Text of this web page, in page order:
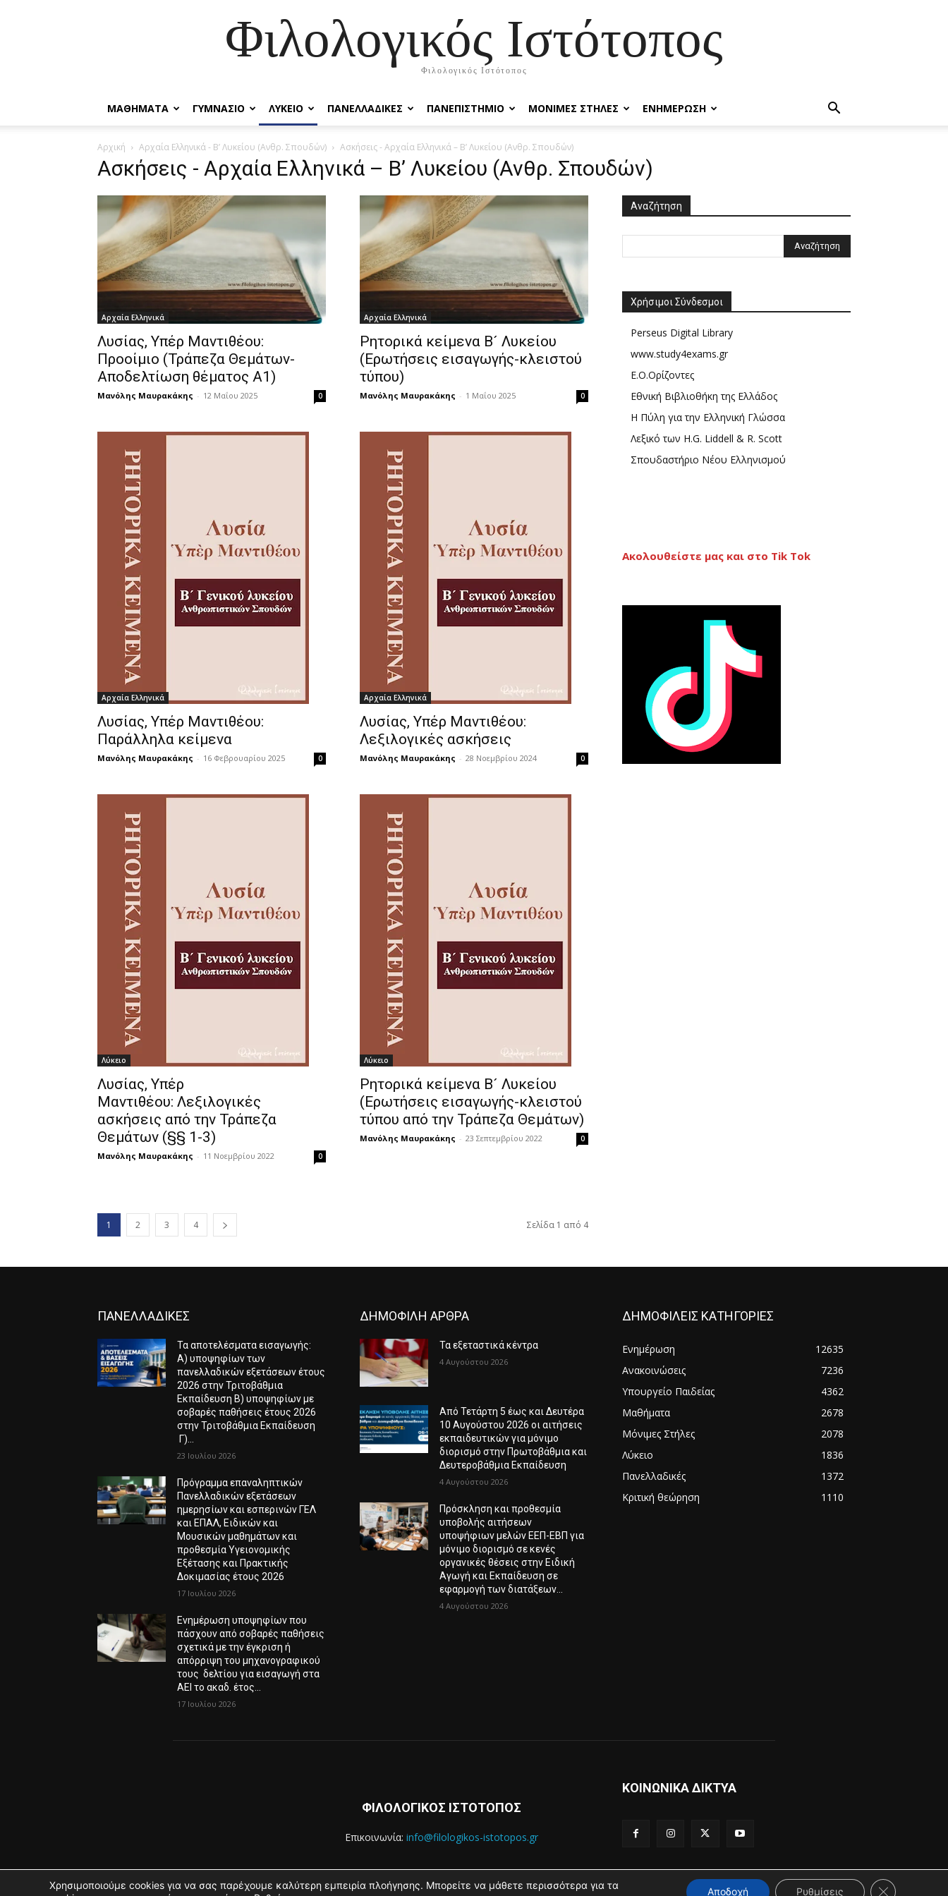
Φιλολογικός Ιστότοπος
Φιλολογικός Ιστότοπος
ΜΑΘΗΜΑΤΑ ΓΥΜΝΑΣΙΟ ΛΥΚΕΙΟ ΠΑΝΕΛΛΑΔΙΚΕΣ ΠΑΝΕΠΙΣΤΗΜΙΟ ΜΟΝΙΜΕΣ ΣΤΗΛΕΣ ΕΝΗΜΕΡΩΣΗ
Αρχική Αρχαία Ελληνικά - Β’ Λυκείου (Ανθρ. Σπουδών) Ασκήσεις - Αρχαία Ελληνικά – Β’ Λυκείου (Ανθρ. Σπουδών)
Ασκήσεις - Αρχαία Ελληνικά – Β’ Λυκείου (Ανθρ. Σπουδών)
Αρχαία Ελληνικά
Λυσίας, Υπέρ Μαντιθέου:
Προοίμιο (Τράπεζα Θεμάτων-
Αποδελτίωση θέματος Α1)
Μανόλης Μαυρακάκης - 12 Μαΐου 2025 0
Αρχαία Ελληνικά
Ρητορικά κείμενα Β´ Λυκείου
(Ερωτήσεις εισαγωγής-κλειστού
τύπου)
Μανόλης Μαυρακάκης - 1 Μαΐου 2025 0
Αρχαία Ελληνικά
Λυσίας, Υπέρ Μαντιθέου:
Παράλληλα κείμενα
Μανόλης Μαυρακάκης - 16 Φεβρουαρίου 2025 0
Αρχαία Ελληνικά
Λυσίας, Υπέρ Μαντιθέου:
Λεξιλογικές ασκήσεις
Μανόλης Μαυρακάκης - 28 Νοεμβρίου 2024 0
Λύκειο
Λυσίας, Υπέρ
Μαντιθέου: Λεξιλογικές
ασκήσεις από την Τράπεζα
Θεμάτων (§§ 1-3)
Μανόλης Μαυρακάκης - 11 Νοεμβρίου 2022 0
Λύκειο
Ρητορικά κείμενα Β´ Λυκείου
(Ερωτήσεις εισαγωγής-κλειστού
τύπου από την Τράπεζα Θεμάτων)
Μανόλης Μαυρακάκης - 23 Σεπτεμβρίου 2022 0
1 2 3 4 Σελίδα 1 από 4
Αναζήτηση
Χρήσιμοι Σύνδεσμοι
Perseus Digital Library
www.study4exams.gr
Ε.Ο.Ορίζοντες
Εθνική Βιβλιοθήκη της Ελλάδος
Η Πύλη για την Ελληνική Γλώσσα
Λεξικό των H.G. Liddell & R. Scott
Σπουδαστήριο Νέου Ελληνισμού
Ακολουθείστε μας και στο Tik Tok
ΠΑΝΕΛΛΑΔΙΚΕΣ
Τα αποτελέσματα εισαγωγής:
Α) υποψηφίων των
πανελλαδικών εξετάσεων έτους
2026 στην Τριτοβάθμια
Εκπαίδευση Β) υποψηφίων με
σοβαρές παθήσεις έτους 2026
στην Τριτοβάθμια Εκπαίδευση
Γ)...
23 Ιουλίου 2026
Πρόγραμμα επαναληπτικών
Πανελλαδικών εξετάσεων
ημερησίων και εσπερινών ΓΕΛ
και ΕΠΑΛ, Ειδικών και
Μουσικών μαθημάτων και
προθεσμία Υγειονομικής
Εξέτασης και Πρακτικής
Δοκιμασίας έτους 2026
17 Ιουλίου 2026
Ενημέρωση υποψηφίων που
πάσχουν από σοβαρές παθήσεις
σχετικά με την έγκριση ή
απόρριψη του μηχανογραφικού
τους δελτίου για εισαγωγή στα
ΑΕΙ το ακαδ. έτος...
17 Ιουλίου 2026
ΔΗΜΟΦΙΛΗ ΑΡΘΡΑ
Τα εξεταστικά κέντρα
4 Αυγούστου 2026
Από Τετάρτη 5 έως και Δευτέρα
10 Αυγούστου 2026 οι αιτήσεις
εκπαιδευτικών για μόνιμο
διορισμό στην Πρωτοβάθμια και
Δευτεροβάθμια Εκπαίδευση
4 Αυγούστου 2026
Πρόσκληση και προθεσμία
υποβολής αιτήσεων
υποψήφιων μελών ΕΕΠ-ΕΒΠ για
μόνιμο διορισμό σε κενές
οργανικές θέσεις στην Ειδική
Αγωγή και Εκπαίδευση σε
εφαρμογή των διατάξεων...
4 Αυγούστου 2026
ΔΗΜΟΦΙΛΕΙΣ ΚΑΤΗΓΟΡΙΕΣ
Ενημέρωση
12635
Ανακοινώσεις
7236
Υπουργείο Παιδείας
4362
Μαθήματα
2678
Μόνιμες Στήλες
2078
Λύκειο
1836
Πανελλαδικές
1372
Κριτική θεώρηση
1110
ΦΙΛΟΛΟΓΙΚΟΣ ΙΣΤΟΤΟΠΟΣ
Επικοινωνία: info@filologikos-istotopos.gr
ΚΟΙΝΩΝΙΚΑ ΔΙΚΤΥΑ
Χρησιμοποιούμε cookies για να σας παρέχουμε καλύτερη εμπειρία πλοήγησης. Μπορείτε να μάθετε περισσότερα για τα
Αποδοχή Ρυθμίσεις Κλείσιμο